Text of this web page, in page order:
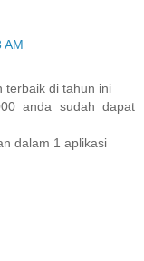
AM
terbaik di tahun ini
anda sudah dapat
dalam 1 aplikasi